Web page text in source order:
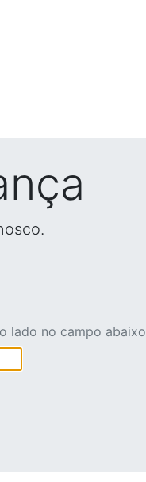
lado no campo abaixo